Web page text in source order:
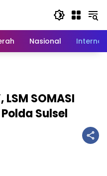
Nasional
SOMASI
Sulsel